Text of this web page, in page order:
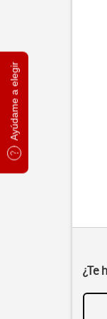
Ayúdame a elegir
¿Te